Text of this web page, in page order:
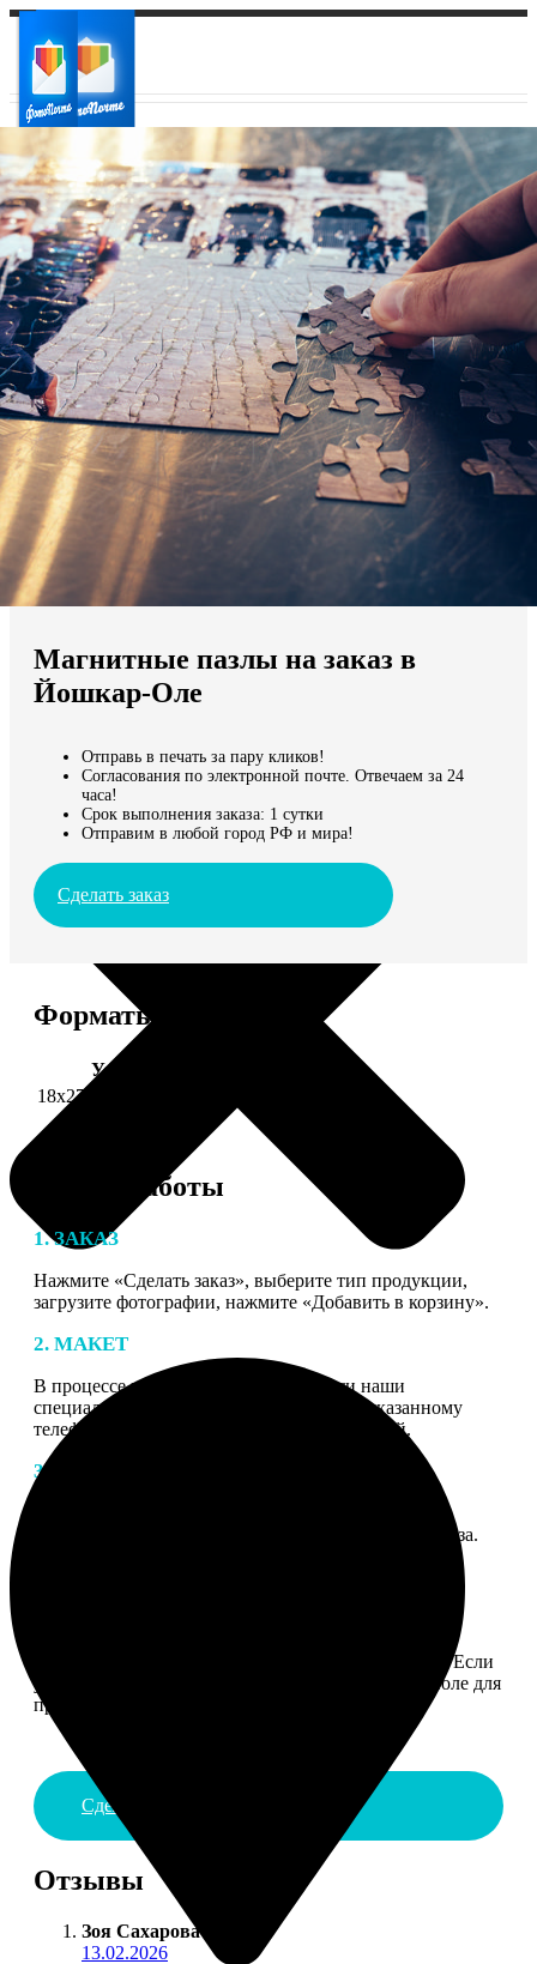
Ваш город:
Ваш регион доставки
Выберите из списка:
Мы доставляем по всему миру
Продолжить без города
Магнитные пазлы на заказ в
Йошкар-Оле
Отправь в печать за пару кликов!
Согласования по электронной почте. Отвечаем за 24
часа!
Срок выполнения заказа: 1 сутки
Отправим в любой город РФ и мира!
Сделать заказ
Форматы и цены
Услуга
18х27 см 126 частей
Этапы работы
1. ЗАКАЗ
Нажмите «Сделать заказ», выберите тип продукции,
загрузите фотографии, нажмите «Добавить в корзину».
2. МАКЕТ
В процессе подготовки заказа к печати наши
специалисты могут связаться с Вами по указанному
телефону или email для согласования деталей.
3. ИЗГОТОВЛЕНИЕ
получите подтверждение на email с описанием заказа.
Введите адрес и выберите способ доставки заказа. Если
у вас есть промокод, введите его в специальное поле для
промокода.
Сделать заказ
Отзывы
Зоя Сахарова
13.02.2026